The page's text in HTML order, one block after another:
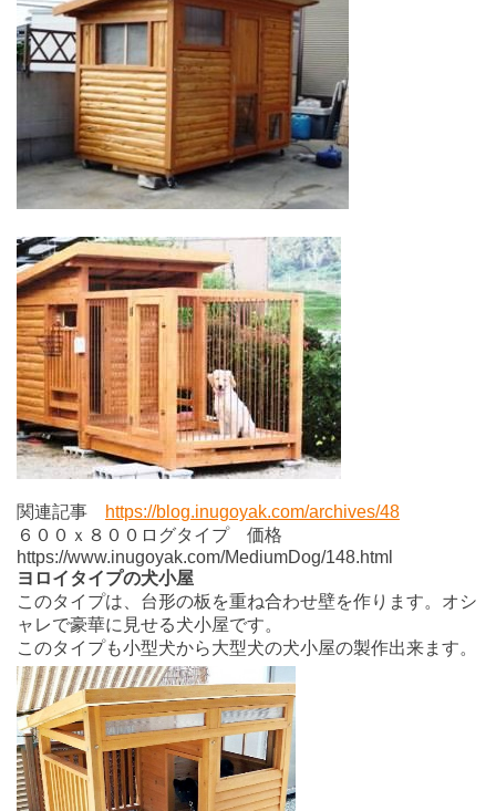
関連記事
https://blog.inugoyak.com/archives/48
６００ｘ８００ログタイプ 価格
https://www.inugoyak.com/MediumDog/148.html
ヨロイタイプの犬小屋
このタイプは、台形の板を重ね合わせ壁を作ります。オシ
ャレで豪華に見せる犬小屋です。
このタイプも小型犬から大型犬の犬小屋の製作出来ます。